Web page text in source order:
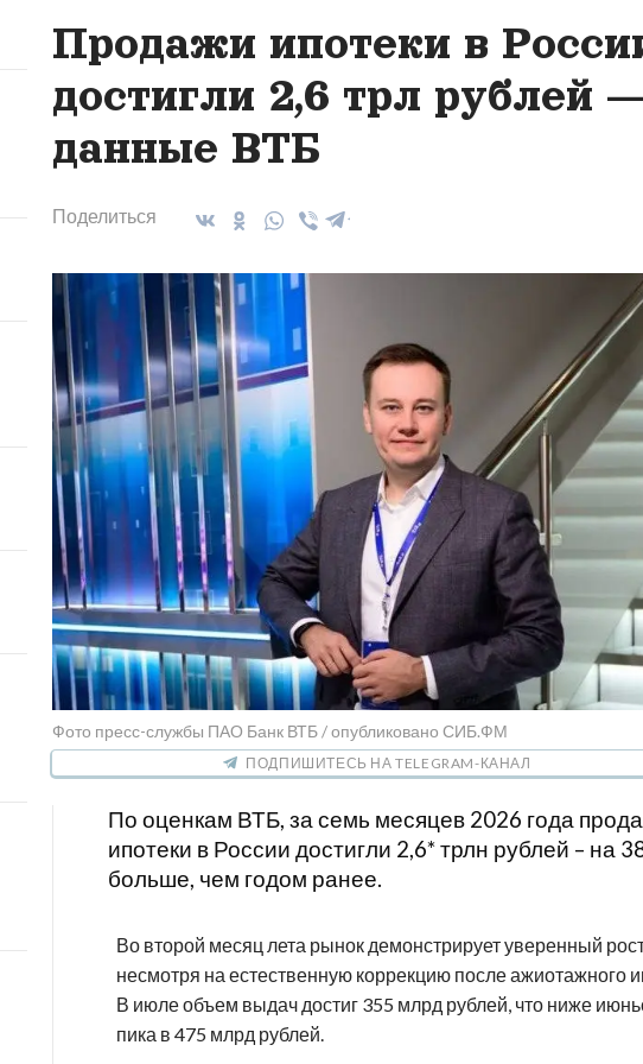
Продажи ипотеки в
достигли 2,6 трл рублей
данные ВТБ
Поделиться
Фото пресс-службы ПАО Банк ВТБ / опубликовано СИБ.ФМ
ПОДПИШИТЕСЬ НА TELEGRAM-КАНАЛ
По оценкам ВТБ, за семь месяцев 2026 года
ипотеки в России достигли 2,6* трлн рублей – на
больше, чем годом ранее.
Во второй месяц лета рынок демонстрирует уверенный
несмотря на естественную коррекцию после ажиотажного
В июле объем выдач достиг 355 млрд рублей, что ниже
пика в 475 млрд рублей.